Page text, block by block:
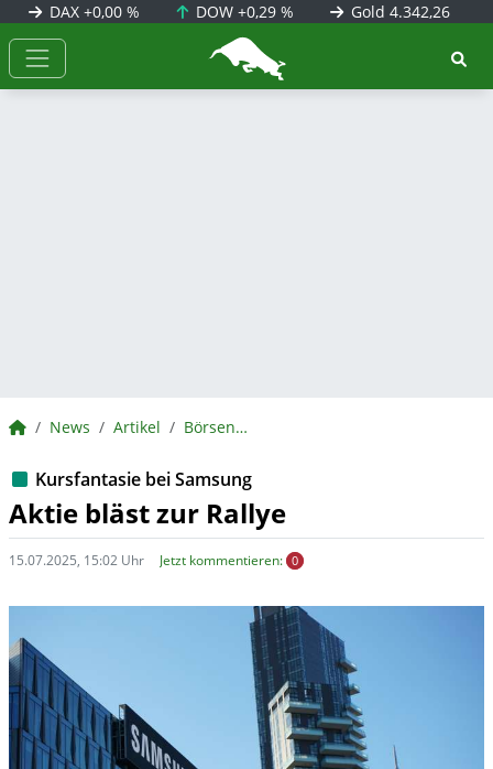
DAX +0,00 % DOW+0,29 % Gold 4.342,26
BörsenNEWS.de
BörsenNEWS.de
News Artikel BörsenNEWS.de
Kursfantasie bei Samsung
Aktie bläst zur Rallye
15.07.2025, 15:02 Uhr Jetzt kommentieren: 0